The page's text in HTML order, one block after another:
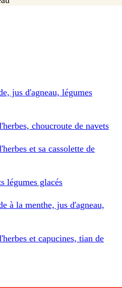
jus d'agneau, légumes
choucroute de navets
et sa cassolette de
légumes glacés
à la menthe, jus d'agneau,
et capucines, tian de